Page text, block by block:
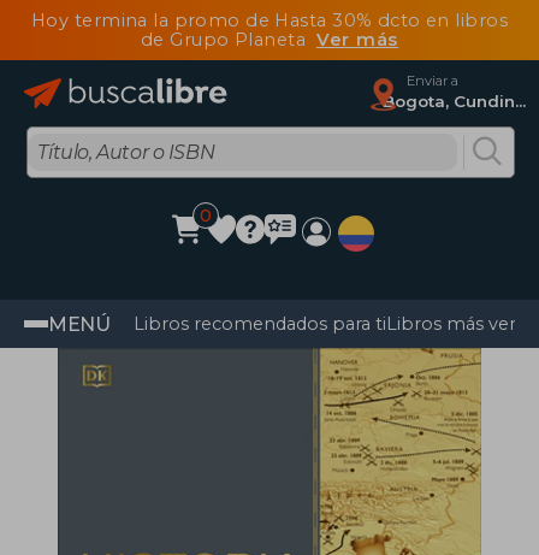
Hoy termina la promo de Hasta 30% dcto en libros
de Grupo Planeta Ver más
Enviar a
Bogota, Cundinamarca
0
MENÚ Libros recomendados para tiLibros más